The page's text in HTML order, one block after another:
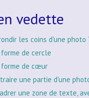
vedette
les coins d'une photo
de cercle
de cœur
une partie d'une
une zone de texte,